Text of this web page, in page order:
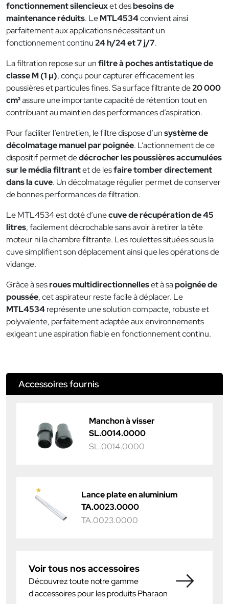
fonctionnement silencieuxet desbesoins de
maintenance réduits. LeMTL4534convient ainsi
parfaitement aux applications nécessitant un
fonctionnement continu24 h/24 et 7 j/7.
La filtration repose sur unfiltre à poches antistatique de
classe M (1 µ), conçu pour capturer efficacement les
poussières et particules fines. Sa surface filtrante de20 000
cm²assure une importante capacité de rétention tout en
contribuant au maintien des performances d’aspiration.
Pour faciliter l’entretien, le filtre dispose d’unsystème de
décolmatage manuel par poignée. L’actionnement de ce
dispositif permet dedécrocher les poussières accumulées
sur le média filtrantet de lesfaire tomber directement
dans la cuve. Un décolmatage régulier permet de conserver
de bonnes performances de filtration.
Le MTL4534 est doté d’unecuve de récupération de 45
litres, facilement décrochable sans avoir à retirer la tête
moteur ni la chambre filtrante. Les roulettes situées sous la
cuve simplifient son déplacement ainsi que les opérations de
vidange.
Grâce à sesroues multidirectionnelleset à sapoignée de
poussée, cet aspirateur reste facile à déplacer. Le
MTL4534représente une solution compacte, robuste et
polyvalente, parfaitement adaptée aux environnements
exigeant une aspiration fiable en fonctionnement continu.
Accessoires fournis
Manchon à visser
SL.0014.0000
SL.0014.0000
Lance plate en aluminium
TA.0023.0000
TA.0023.0000
Voir tous nos accessoires
Découvrez toute notre gamme
d'accessoires pour les produits Pharaon